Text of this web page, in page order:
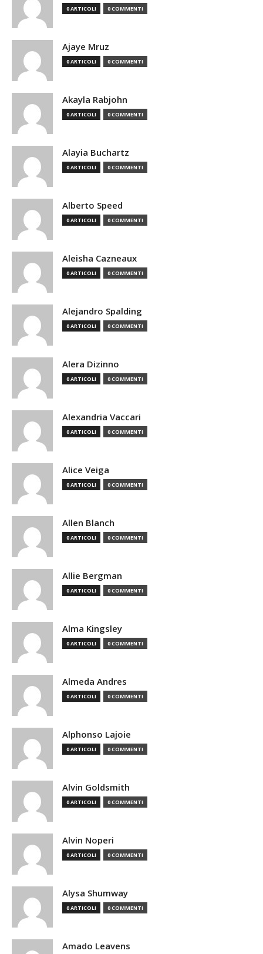
0 ARTICOLI 0 COMMENTI
Ajaye Mruz
0 ARTICOLI 0 COMMENTI
Akayla Rabjohn
0 ARTICOLI 0 COMMENTI
Alayia Buchartz
0 ARTICOLI 0 COMMENTI
Alberto Speed
0 ARTICOLI 0 COMMENTI
Aleisha Cazneaux
0 ARTICOLI 0 COMMENTI
Alejandro Spalding
0 ARTICOLI 0 COMMENTI
Alera Dizinno
0 ARTICOLI 0 COMMENTI
Alexandria Vaccari
0 ARTICOLI 0 COMMENTI
Alice Veiga
0 ARTICOLI 0 COMMENTI
Allen Blanch
0 ARTICOLI 0 COMMENTI
Allie Bergman
0 ARTICOLI 0 COMMENTI
Alma Kingsley
0 ARTICOLI 0 COMMENTI
Almeda Andres
0 ARTICOLI 0 COMMENTI
Alphonso Lajoie
0 ARTICOLI 0 COMMENTI
Alvin Goldsmith
0 ARTICOLI 0 COMMENTI
Alvin Noperi
0 ARTICOLI 0 COMMENTI
Alysa Shumway
0 ARTICOLI 0 COMMENTI
Amado Leavens